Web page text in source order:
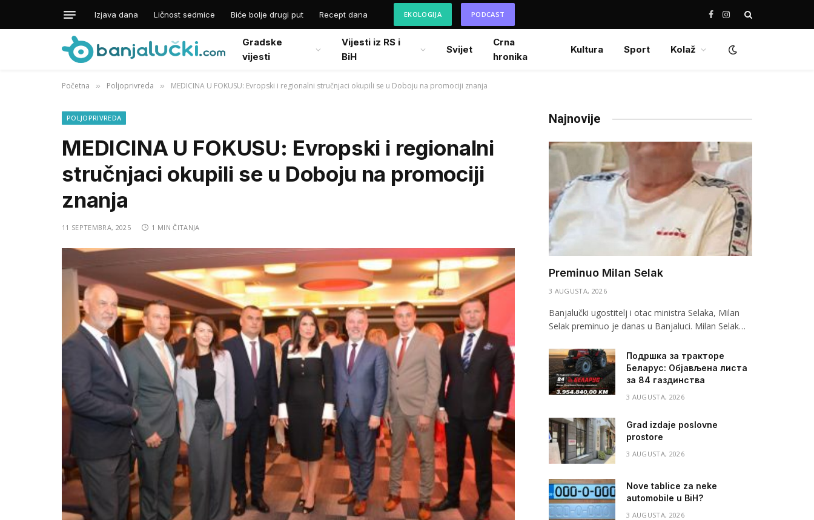
Izjava dana Ličnost sedmice Biće bolje drugi put Recept dana EKOLOGIJA PODCAST Facebook
Instagram
Gradske
vijesti
Vijesti iz RS i
BiH
Svijet
Crna
hronika
Kultura Sport Kolaž
Početna » Poljoprivreda » MEDICINA U FOKUSU: Evropski i regionalni stručnjaci okupili se u Doboju na promociji znanja
POLJOPRIVREDA
MEDICINA U FOKUSU: Evropski i regionalni
stručnjaci okupili se u Doboju na promociji
znanja
11 SEPTEMBRA, 2025 1 MIN ČITANJA
Najnovije
Preminuo Milan Selak
3 AUGUSTA, 2026
Banjalučki ugostitelj i otac ministra Selaka, Milan
Selak preminuo je danas u Banjaluci. Milan Selak…
Подршка за тракторе
Беларус: Објављена листа
за 84 газдинства
3 AUGUSTA, 2026
Grad izdaje poslovne
prostore
3 AUGUSTA, 2026
Nove tablice za neke
automobile u BiH?
3 AUGUSTA, 2026